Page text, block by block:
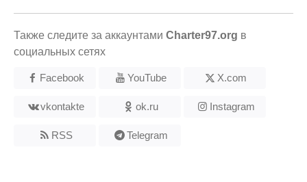
Также следите за аккаунтами Charter97.org в
социальных сетях
Facebook YouTube X.com
vkontakte ok.ru Instagram
RSS Telegram